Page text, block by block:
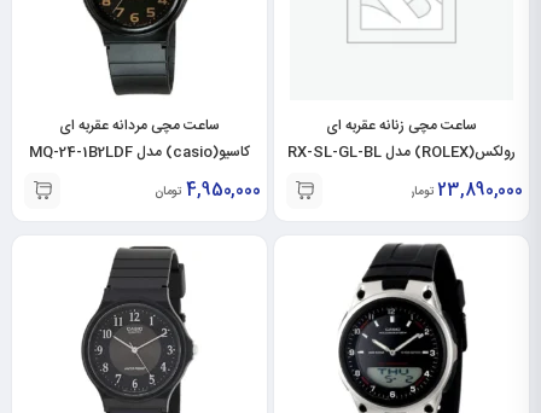
ساعت مچی زنانه عقربه ای
رولکس(ROLEX) مدل RX-SL-GL-BL
23,890,000 تومان
ساعت مچی مردانه عقربه ای
کاسیو(casio) مدل MQ-24-1B2LDF
4,950,000 تومان